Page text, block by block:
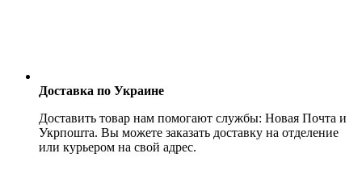
Доставка по Украине
Доставить товар нам помогают службы: Новая Почта и
Укрпошта. Вы можете заказать доставку на отделение
или курьером на свой адрес.